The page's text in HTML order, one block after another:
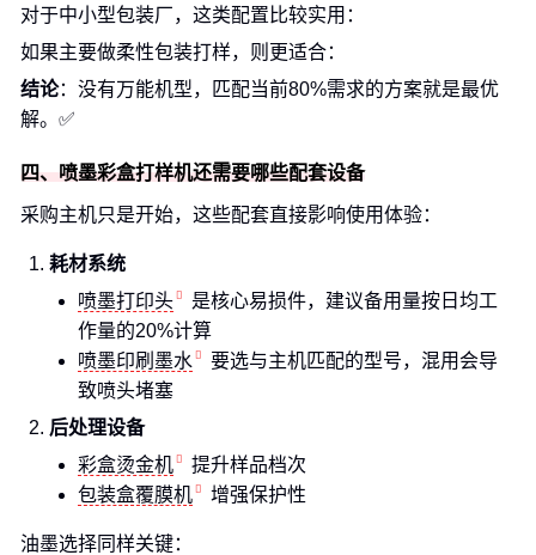
对于中小型包装厂，这类配置比较实用：
如果主要做柔性包装打样，则更适合：
结论：没有万能机型，匹配当前80%需求的方案就是最优
解。✅
四、喷墨彩盒打样机还需要哪些配套设备
采购主机只是开始，这些配套直接影响使用体验：
耗材系统
喷墨打印头
是核心易损件，建议备用量按日均工
作量的20%计算
喷墨印刷墨水
要选与主机匹配的型号，混用会导
致喷头堵塞
后处理设备
彩盒烫金机
提升样品档次
包装盒覆膜机
增强保护性
油墨选择同样关键：